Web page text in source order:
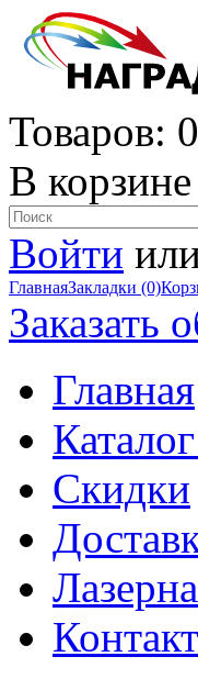
Товаров:
В
Войти
ГлавнаяЗакладки (0)
Заказать
Главная
Скидки